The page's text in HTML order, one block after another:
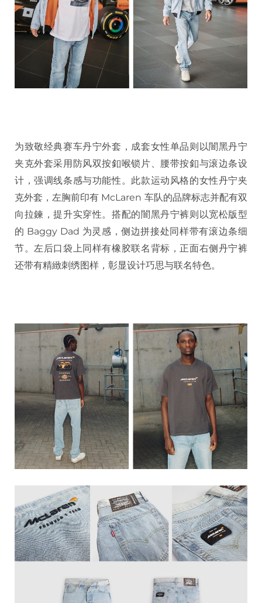
为致敬经典赛车丹宁外套，成套女性单品则以闇黑丹宁
夹克外套采用防风双按釦喉锁片、腰带按釦与滚边条设
计，强调线条感与功能性。此款运动风格的女性丹宁夹
克外套，左胸前印有 McLaren 车队的品牌标志并配有双
向拉鍊，提升实穿性。搭配的闇黑丹宁裤则以宽松版型
的 Baggy Dad 为灵感，侧边拼接处同样带有滚边条细
节。左后口袋上同样有橡胶联名背标，正面右侧丹宁裤
还带有精緻刺绣图样，彰显设计巧思与联名特色。